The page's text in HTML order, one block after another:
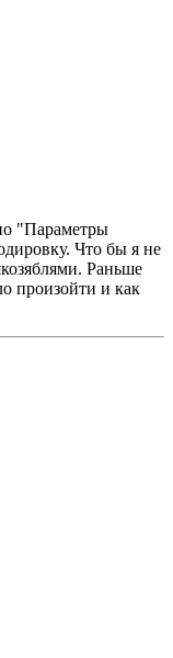
"Параметры
Что бы я не
Раньше
произойти и как